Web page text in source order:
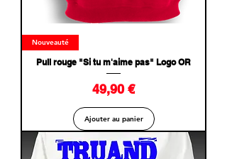
Nouveauté
Pull rouge "Si tu m'aime pas" Logo OR
Prix
49,90 €
Ajouter au panier